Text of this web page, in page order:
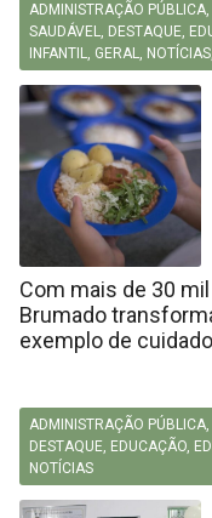
ADMINISTRAÇÃO PÚBLICA,
SAUDÁVEL, DESTAQUE,
INFANTIL, GERAL, NOTÍCIAS
Com mais de 30
Brumado
exemplo de cuidado
ADMINISTRAÇÃO PÚBLICA,
DESTAQUE, EDUCAÇÃO,
NOTÍCIAS